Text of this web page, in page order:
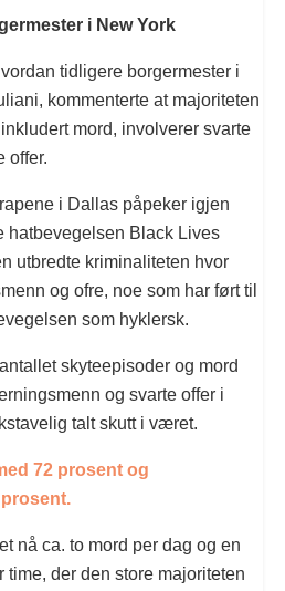
i New York
tidligere borgermester i
kommenterte at majoriteten
mord, involverer svarte
offer.
i Dallas påpeker igjen
hatbevegelsen Black Lives
utbredte kriminaliteten hvor
og ofre, noe som har ført til
som hyklersk.
skyteepisoder og mord
og svarte offer i
talt skutt i været.
72 prosent og
nå ca. to mord per dag og en
der den store majoriteten